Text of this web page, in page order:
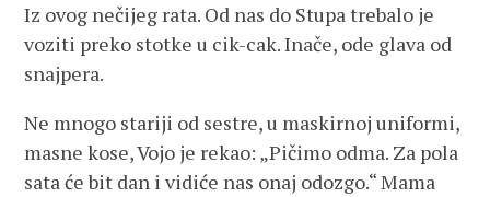
Iz ovog nečijeg rata. Od nas do Stupa trebalo je
voziti preko stotke u cik-cak. Inače, ode glava od
snajpera.
Ne mnogo stariji od sestre, u maskirnoj uniformi,
masne kose, Vojo je rekao: „Pičimo odma. Za pola
sata će bit dan i vidiće nas onaj odozgo.“ Mama